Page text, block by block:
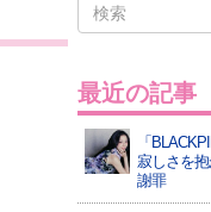
最近の記事
「
寂しさを
謝罪